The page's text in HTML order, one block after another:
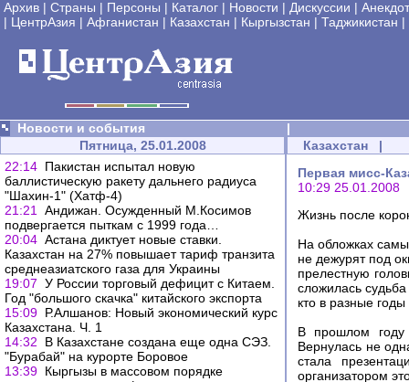
Архив | Страны | Персоны | Каталог | Новости | Дискуссии |
| ЦентрАзия | Афганистан | Казахстан | Кыргызстан | Таджикистан |
Новости и события
|
Пятница, 25.01.2008
22:14 Пакистан испытал новую
баллистическую ракету дальнего радиуса
"Шахин-1" (Хатф-4)
21:21
Андижан. Осужденный М.Косимов
подвергается пыткам с 1999 года…
20:04 Астана диктует новые ставки.
Казахстан на 27% повышает тариф транзита
среднеазиатского газа для Украины
19:07 У России торговый дефицит с Китаем.
Год "большого скачка" китайского экспорта
15:09 Р.Алшанов: Новый экономический курс
Казахстана. Ч. 1
14:32
В Казахстане создана еще одна СЭЗ.
"Бурабай" на курорте Боровое
13:39 Кыргызы в массовом порядке
Казахстан |
Первая мисс-
10:29 25.01.2008
Жизнь после
На обложках
не дежурят под
прелестную
сложилась судьба
кто в разные
В прошлом году
Вернулась не
стала
организатором